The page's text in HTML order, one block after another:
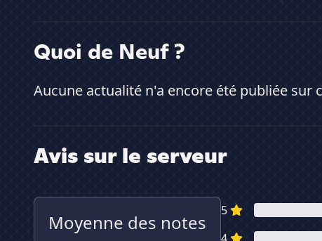
Quoi de Neuf ?
Aucune actualité n'a encore été publiée sur
Avis sur le serveur
Moyenne des notes
5